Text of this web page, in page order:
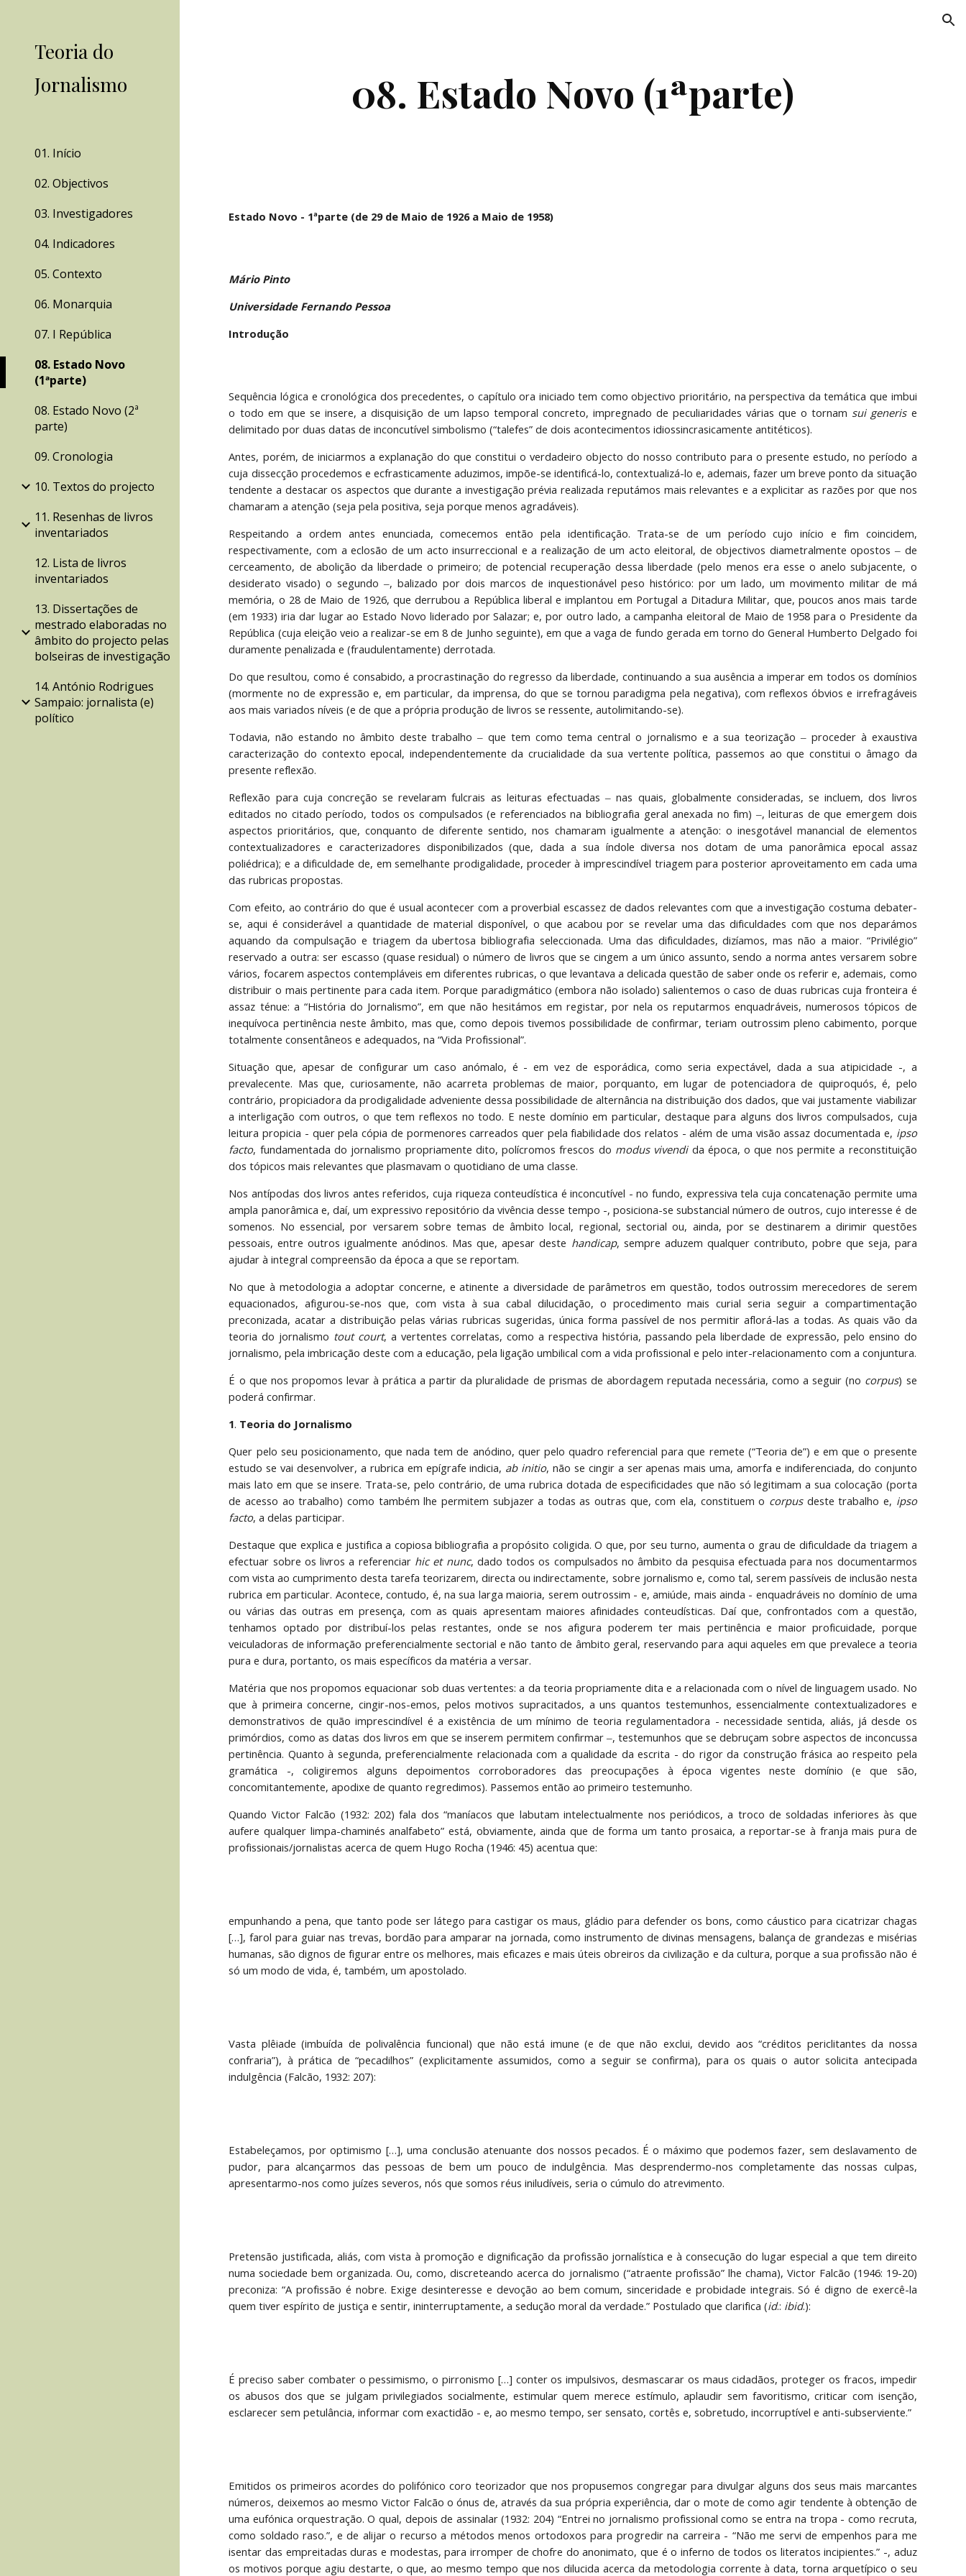
Teoria do
Jornalismo
01. Início
02. Objectivos
03. Investigadores
04. Indicadores
05. Contexto
06. Monarquia
07. I República
08. Estado Novo
(1ªparte)
08. Estado Novo (2ª
parte)
09. Cronologia
10. Textos do projecto
11. Resenhas de livros
inventariados
12. Lista de livros
inventariados
13. Dissertações de
mestrado elaboradas no
âmbito do projecto pelas
bolseiras de investigação
14. António Rodrigues
Sampaio: jornalista (e)
político
08. Estado Novo (1ªparte)
Estado Novo - 1ªparte (de 29 de Maio de 1926 a Maio de 1958)
Mário Pinto
Universidade Fernando Pessoa
Introdução
Sequência lógica e cronológica dos precedentes, o capítulo ora iniciado tem como objectivo prioritário, na perspectiva da temática que imbui
o todo em que se insere, a disquisição de um lapso temporal concreto, impregnado de peculiaridades várias que o tornam sui generise
delimitado por duas datas de inconcutível simbolismo (“talefes” de dois acontecimentos idiossincrasicamente antitéticos).
Antes, porém, de iniciarmos a explanação do que constitui o verdadeiro objecto do nosso contributo para o presente estudo, no período a
cuja dissecção procedemos e ecfrasticamente aduzimos, impõe-se identificá-lo, contextualizá-lo e, ademais, fazer um breve ponto da situação
tendente a destacar os aspectos que durante a investigação prévia realizada reputámos mais relevantes e a explicitar as razões por que nos
chamaram a atenção (seja pela positiva, seja porque menos agradáveis).
Respeitando a ordem antes enunciada, comecemos então pela identificação. Trata-se de um período cujo início e fim coincidem,
respectivamente, com a eclosão de um acto insurreccional e a realização de um acto eleitoral, de objectivos diametralmente opostos ‒ de
cerceamento, de abolição da liberdade o primeiro; de potencial recuperação dessa liberdade (pelo menos era esse o anelo subjacente, o
desiderato visado) o segundo ‒, balizado por dois marcos de inquestionável peso histórico: por um lado, um movimento militar de má
memória, o 28 de Maio de 1926, que derrubou a República liberal e implantou em Portugal a Ditadura Militar, que, poucos anos mais tarde
(em 1933) iria dar lugar ao Estado Novo liderado por Salazar; e, por outro lado, a campanha eleitoral de Maio de 1958 para o Presidente da
República (cuja eleição veio a realizar-se em 8 de Junho seguinte), em que a vaga de fundo gerada em torno do General Humberto Delgado foi
duramente penalizada e (fraudulentamente) derrotada.
Do que resultou, como é consabido, a procrastinação do regresso da liberdade, continuando a sua ausência a imperar em todos os domínios
(mormente no de expressão e, em particular, da imprensa, do que se tornou paradigma pela negativa), com reflexos óbvios e irrefragáveis
aos mais variados níveis (e de que a própria produção de livros se ressente, autolimitando-se).
Todavia, não estando no âmbito deste trabalho ‒ que tem como tema central o jornalismo e a sua teorização ‒ proceder à exaustiva
caracterização do contexto epocal, independentemente da crucialidade da sua vertente política, passemos ao que constitui o âmago da
presente reflexão.
Reflexão para cuja concreção se revelaram fulcrais as leituras efectuadas ‒ nas quais, globalmente consideradas, se incluem, dos livros
editados no citado período, todos os compulsados (e referenciados na bibliografia geral anexada no fim) ‒, leituras de que emergem dois
aspectos prioritários, que, conquanto de diferente sentido, nos chamaram igualmente a atenção: o inesgotável manancial de elementos
contextualizadores e caracterizadores disponibilizados (que, dada a sua índole diversa nos dotam de uma panorâmica epocal assaz
poliédrica); e a dificuldade de, em semelhante prodigalidade, proceder à imprescindível triagem para posterior aproveitamento em cada uma
das rubricas propostas.
Com efeito, ao contrário do que é usual acontecer com a proverbial escassez de dados relevantes com que a investigação costuma debater-
se, aqui é considerável a quantidade de material disponível, o que acabou por se revelar uma das dificuldades com que nos deparámos
aquando da compulsação e triagem da ubertosa bibliografia seleccionada. Uma das dificuldades, dizíamos, mas não a maior. “Privilégio”
reservado a outra: ser escasso (quase residual) o número de livros que se cingem a um único assunto, sendo a norma antes versarem sobre
vários, focarem aspectos contempláveis em diferentes rubricas, o que levantava a delicada questão de saber onde os referir e, ademais, como
distribuir o mais pertinente para cada item. Porque paradigmático (embora não isolado) salientemos o caso de duas rubricas cuja fronteira é
assaz ténue: a “História do Jornalismo”, em que não hesitámos em registar, por nela os reputarmos enquadráveis, numerosos tópicos de
inequívoca pertinência neste âmbito, mas que, como depois tivemos possibilidade de confirmar, teriam outrossim pleno cabimento, porque
totalmente consentâneos e adequados, na “Vida Profissional”.
Situação que, apesar de configurar um caso anómalo, é - em vez de esporádica, como seria expectável, dada a sua atipicidade -, a
prevalecente. Mas que, curiosamente, não acarreta problemas de maior, porquanto, em lugar de potenciadora de quiproquós, é, pelo
contrário, propiciadora da prodigalidade adveniente dessa possibilidade de alternância na distribuição dos dados, que vai justamente viabilizar
a interligação com outros, o que tem reflexos no todo. E neste domínio em particular, destaque para alguns dos livros compulsados, cuja
leitura propicia - quer pela cópia de pormenores carreados quer pela fiabilidade dos relatos - além de uma visão assaz documentada e, ipso
facto, fundamentada do jornalismo propriamente dito, polícromos frescos do modus vivendida época, o que nos permite a reconstituição
dos tópicos mais relevantes que plasmavam o quotidiano de uma classe.
Nos antípodas dos livros antes referidos, cuja riqueza conteudística é inconcutível - no fundo, expressiva tela cuja concatenação permite uma
ampla panorâmica e, daí, um expressivo repositório da vivência desse tempo -, posiciona-se substancial número de outros, cujo interesse é de
somenos. No essencial, por versarem sobre temas de âmbito local, regional, sectorial ou, ainda, por se destinarem a dirimir questões
pessoais, entre outros igualmente anódinos. Mas que, apesar deste handicap, sempre aduzem qualquer contributo, pobre que seja, para
ajudar à integral compreensão da época a que se reportam.
No que à metodologia a adoptar concerne, e atinente a diversidade de parâmetros em questão, todos outrossim merecedores de serem
equacionados, afigurou-se-nos que, com vista à sua cabal dilucidação, o procedimento mais curial seria seguir a compartimentação
preconizada, acatar a distribuição pelas várias rubricas sugeridas, única forma passível de nos permitir aflorá-las a todas. As quais vão da
teoria do jornalismo tout court, a vertentes correlatas, como a respectiva história, passando pela liberdade de expressão, pelo ensino do
jornalismo, pela imbricação deste com a educação, pela ligação umbilical com a vida profissional e pelo inter-relacionamento com a conjuntura.
É o que nos propomos levar à prática a partir da pluralidade de prismas de abordagem reputada necessária, como a seguir (no corpus) se
poderá confirmar.
1. Teoria do Jornalismo
Quer pelo seu posicionamento, que nada tem de anódino, quer pelo quadro referencial para que remete (“Teoria de”) e em que o presente
estudo se vai desenvolver, a rubrica em epígrafe indicia, ab initio, não se cingir a ser apenas mais uma, amorfa e indiferenciada, do conjunto
mais lato em que se insere. Trata-se, pelo contrário, de uma rubrica dotada de especificidades que não só legitimam a sua colocação (porta
de acesso ao trabalho) como também lhe permitem subjazer a todas as outras que, com ela, constituem o corpusdeste trabalho e, ipso
facto, a delas participar.
Destaque que explica e justifica a copiosa bibliografia a propósito coligida. O que, por seu turno, aumenta o grau de dificuldade da triagem a
efectuar sobre os livros a referenciar hic et nunc, dado todos os compulsados no âmbito da pesquisa efectuada para nos documentarmos
com vista ao cumprimento desta tarefa teorizarem, directa ou indirectamente, sobre jornalismo e, como tal, serem passíveis de inclusão nesta
rubrica em particular. Acontece, contudo, é, na sua larga maioria, serem outrossim - e, amiúde, mais ainda - enquadráveis no domínio de uma
ou várias das outras em presença, com as quais apresentam maiores afinidades conteudísticas. Daí que, confrontados com a questão,
tenhamos optado por distribuí-los pelas restantes, onde se nos afigura poderem ter mais pertinência e maior proficuidade, porque
veiculadoras de informação preferencialmente sectorial e não tanto de âmbito geral, reservando para aqui aqueles em que prevalece a teoria
pura e dura, portanto, os mais específicos da matéria a versar.
Matéria que nos propomos equacionar sob duas vertentes: a da teoria propriamente dita e a relacionada com o nível de linguagem usado. No
que à primeira concerne, cingir-nos-emos, pelos motivos supracitados, a uns quantos testemunhos, essencialmente contextualizadores e
demonstrativos de quão imprescindível é a existência de um mínimo de teoria regulamentadora - necessidade sentida, aliás, já desde os
primórdios, como as datas dos livros em que se inserem permitem confirmar ‒, testemunhos que se debruçam sobre aspectos de inconcussa
pertinência. Quanto à segunda, preferencialmente relacionada com a qualidade da escrita - do rigor da construção frásica ao respeito pela
gramática -, coligiremos alguns depoimentos corroboradores das preocupações à época vigentes neste domínio (e que são,
concomitantemente, apodixe de quanto regredimos). Passemos então ao primeiro testemunho.
Quando Victor Falcão (1932: 202) fala dos “maníacos que labutam intelectualmente nos periódicos, a troco de soldadas inferiores às que
aufere qualquer limpa-chaminés analfabeto” está, obviamente, ainda que de forma um tanto prosaica, a reportar-se à franja mais pura de
profissionais/jornalistas acerca de quem Hugo Rocha (1946: 45) acentua que:
empunhando a pena, que tanto pode ser látego para castigar os maus, gládio para defender os bons, como cáustico para cicatrizar chagas
[…], farol para guiar nas trevas, bordão para amparar na jornada, como instrumento de divinas mensagens, balança de grandezas e misérias
humanas, são dignos de figurar entre os melhores, mais eficazes e mais úteis obreiros da civilização e da cultura, porque a sua profissão não é
só um modo de vida, é, também, um apostolado.
Vasta plêiade (imbuída de polivalência funcional) que não está imune (e de que não exclui, devido aos “créditos periclitantes da nossa
confraria”), à prática de “pecadilhos” (explicitamente assumidos, como a seguir se confirma), para os quais o autor solicita antecipada
indulgência (Falcão, 1932: 207):
Estabeleçamos, por optimismo […], uma conclusão atenuante dos nossos pecados. É o máximo que podemos fazer, sem deslavamento de
pudor, para alcançarmos das pessoas de bem um pouco de indulgência. Mas desprendermo-nos completamente das nossas culpas,
apresentarmo-nos como juízes severos, nós que somos réus iniludíveis, seria o cúmulo do atrevimento.
Pretensão justificada, aliás, com vista à promoção e dignificação da profissão jornalística e à consecução do lugar especial a que tem direito
numa sociedade bem organizada. Ou, como, discreteando acerca do jornalismo (“atraente profissão” lhe chama), Victor Falcão (1946: 19-20)
preconiza: “A profissão é nobre. Exige desinteresse e devoção ao bem comum, sinceridade e probidade integrais. Só é digno de exercê-la
quem tiver espírito de justiça e sentir, ininterruptamente, a sedução moral da verdade.” Postulado que clarifica (id.: ibid.):
É preciso saber combater o pessimismo, o pirronismo […] conter os impulsivos, desmascarar os maus cidadãos, proteger os fracos, impedir
os abusos dos que se julgam privilegiados socialmente, estimular quem merece estímulo, aplaudir sem favoritismo, criticar com isenção,
esclarecer sem petulância, informar com exactidão - e, ao mesmo tempo, ser sensato, cortês e, sobretudo, incorruptível e anti-subserviente.”
Emitidos os primeiros acordes do polifónico coro teorizador que nos propusemos congregar para divulgar alguns dos seus mais marcantes
números, deixemos ao mesmo Victor Falcão o ónus de, através da sua própria experiência, dar o mote de como agir tendente à obtenção de
uma eufónica orquestração. O qual, depois de assinalar (1932: 204) “Entrei no jornalismo profissional como se entra na tropa - como recruta,
como soldado raso.”, e de alijar o recurso a métodos menos ortodoxos para progredir na carreira - “Não me servi de empenhos para me
isentar das empreitadas duras e modestas, para irromper de chofre do anonimato, que é o inferno de todos os literatos incipientes.” -, aduz
os motivos porque agiu destarte, o que, ao mesmo tempo que nos dilucida acerca da metodologia corrente à data, torna arquetípico o seu